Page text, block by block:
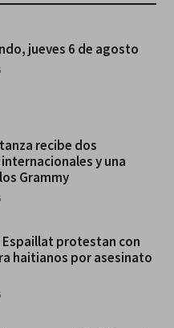
jueves 6 de agosto
recibe dos
y una
Grammy
protestan con
haitianos por asesinato